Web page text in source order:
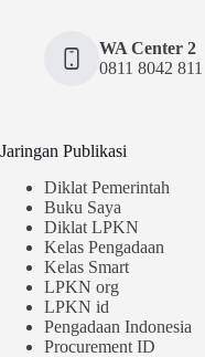
WA Center 2
0811 8042 811
Jaringan Publikasi
Diklat Pemerintah
Buku Saya
Diklat LPKN
Kelas Pengadaan
Kelas Smart
LPKN org
LPKN id
Pengadaan Indonesia
Procurement ID